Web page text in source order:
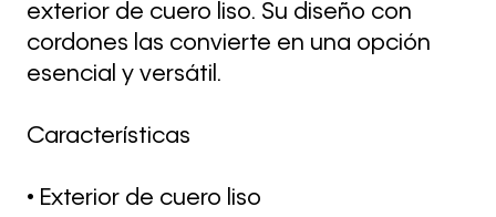
exterior de cuero liso. Su diseño con
cordones las convierte en una opción
esencial y versátil.
Características
• Exterior de cuero liso